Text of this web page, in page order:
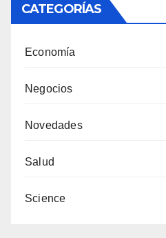
CATEGORÍAS
Economía
Negocios
Novedades
Salud
Science